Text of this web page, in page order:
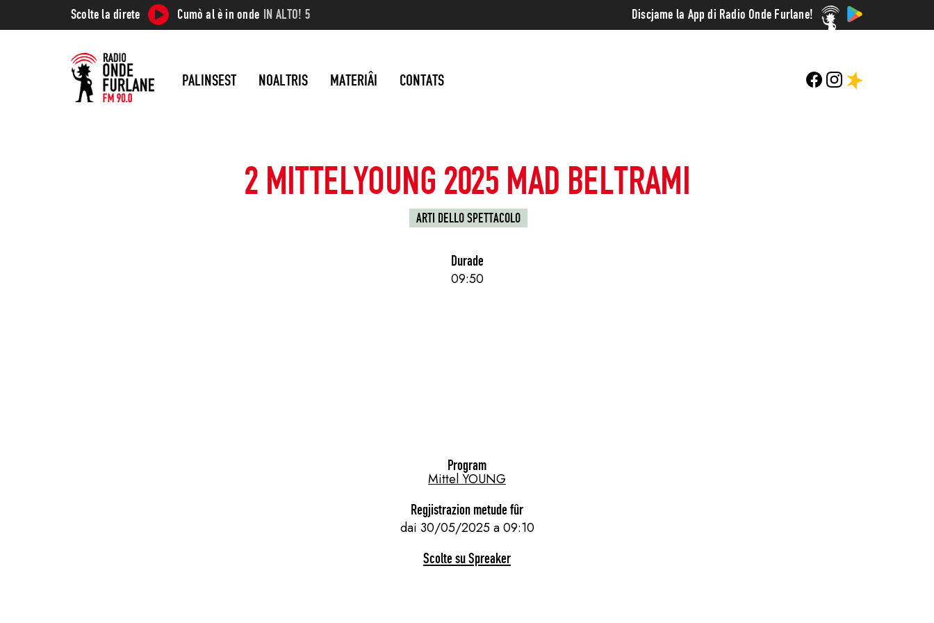
Scolte la direte Cumò al è in onde IN ALTO! 5 Discjame la App di Radio Onde Furlane!
PALINSEST NOALTRIS MATERIÂI CONTATS
2 MITTELYOUNG 2025 MAD BELTRAMI
ARTI DELLO SPETTACOLO
Durade
09:50
Program
Mittel YOUNG
Regjistrazion metude fûr
dai 30/05/2025 a 09:10
Scolte su Spreaker